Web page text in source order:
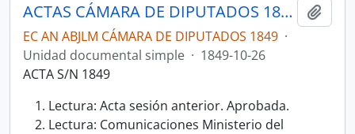
ACTAS CÁMARA DE DIPUTADOS 1849
EC AN ABJLM CÁMARA DE DIPUTADOS 1849 ·
Unidad documental simple · 1849-10-26
ACTA S/N 1849
Lectura: Acta sesión anterior. Aprobada.
Lectura: Comunicaciones Ministerio del